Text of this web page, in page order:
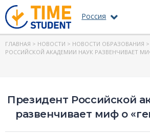
Россия
ГЛАВНАЯ > НОВОСТИ > НОВОСТИ ОБРАЗОВАНИЯ
РОССИЙСКОЙ АКАДЕМИИ НАУК РАЗВЕНЧИВАЕТ
Президент Российской
развенчивает миф о